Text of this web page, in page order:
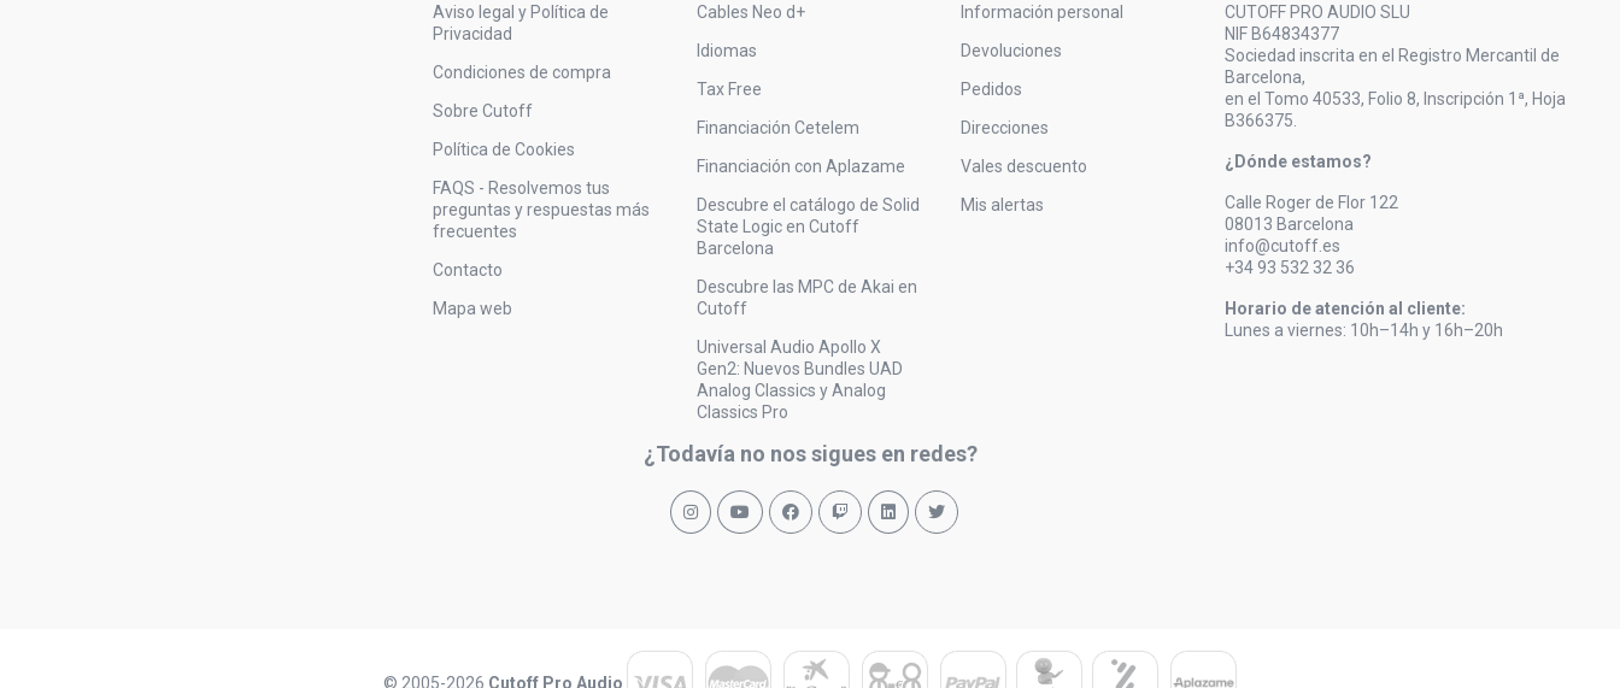
Aviso legal y Política de
Privacidad
Condiciones de compra
Sobre Cutoff
Política de Cookies
FAQS - Resolvemos tus
preguntas y respuestas más
frecuentes
Contacto
Mapa web
Cables Neo d+
Idiomas
Tax Free
Financiación Cetelem
Financiación con Aplazame
Descubre el catálogo de Solid
State Logic en Cutoff
Barcelona
Descubre las MPC de Akai en
Cutoff
Universal Audio Apollo X
Gen2: Nuevos Bundles UAD
Analog Classics y Analog
Classics Pro
Información personal
Devoluciones
Pedidos
Direcciones
Vales descuento
Mis alertas
CUTOFF PRO AUDIO SLU
NIF B64834377
Sociedad inscrita en el Registro Mercantil de
Barcelona,
en el Tomo 40533, Folio 8, Inscripción 1ª, Hoja
B366375.
¿Dónde estamos?
Calle Roger de Flor 122
08013 Barcelona
info@cutoff.es
+34 93 532 32 36
Horario de atención al cliente:
Lunes a viernes: 10h–14h y 16h–20h
¿Todavía no nos sigues en redes?
© 2005-2026 Cutoff Pro Audio